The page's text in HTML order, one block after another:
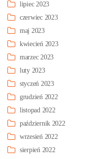
lipiec 2023
czerwiec 2023
maj 2023
kwiecień 2023
marzec 2023
luty 2023
styczeń 2023
grudzień 2022
listopad 2022
październik 2022
wrzesień 2022
sierpień 2022